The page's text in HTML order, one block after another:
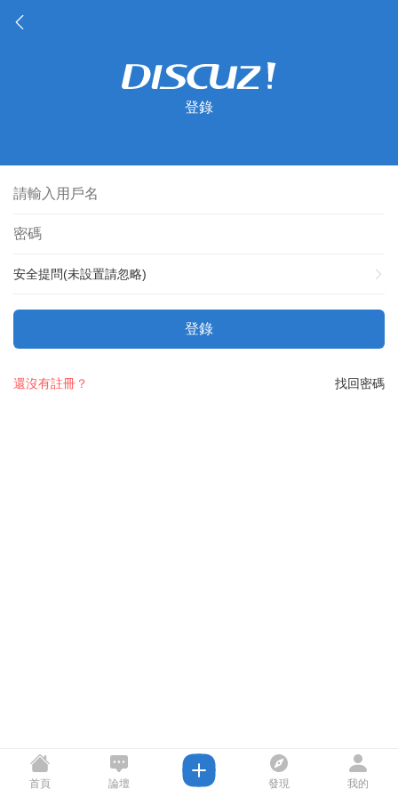
登錄
安全提問(未設置請忽略)
登錄
找回密碼
還沒有註冊？
首頁 論壇 發現 我的